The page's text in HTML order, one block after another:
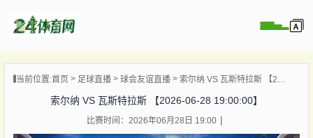
播当前位置:首页 足球直播 球会友谊直播 索尔纳 VS 瓦斯特拉斯 【2026-06-28 19:00:00】
索尔纳 VS 瓦斯特拉斯 【2026-06-28 19:00:00】
比赛时间：2026年06月28日 19:00